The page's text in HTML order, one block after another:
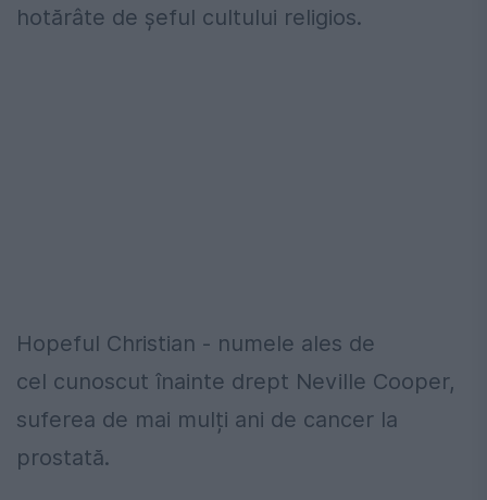
hotărâte de șeful cultului religios.
Hopeful Christian - numele ales de
cel cunoscut înainte drept Neville Cooper,
suferea de mai mulți ani de cancer la
prostată.